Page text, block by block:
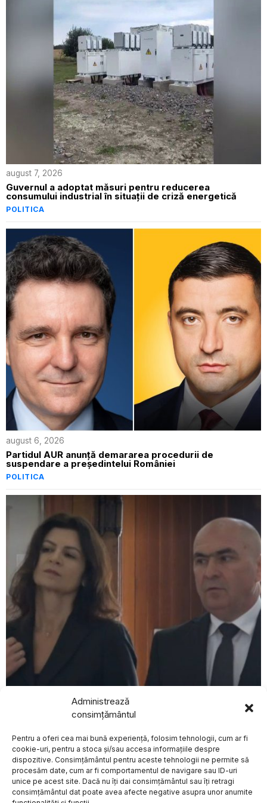
Administrează
consimțământul
Pentru a oferi cea mai bună experiență, folosim tehnologii, cum ar fi
cookie-uri, pentru a stoca și/sau accesa informațiile despre
dispozitive. Consimțământul pentru aceste tehnologii ne permite să
procesăm date, cum ar fi comportamentul de navigare sau ID-uri
unice pe acest site. Dacă nu îți dai consimțământul sau îți retragi
consimțământul dat poate avea afecte negative asupra unor anumite
august 7, 2026
Guvernul a adoptat măsuri pentru reducerea
consumului industrial în situații de criză energetică
POLITICA
august 6, 2026
Partidul AUR anunță demararea procedurii de
suspendare a președintelui României
POLITICA
Ilie Bolojan, întrebat despre publicarea declarației de
POLITICA
Despre Politica de Confidențialitate Termeni și Conditii
Contact
Cookies
BREAKING NEWS
Incendii de vegetație
afectează peste
1.300 de hectare în
nord-estul Spaniei în
contextul caniculei
Spania se confruntă în
această perioadă cu